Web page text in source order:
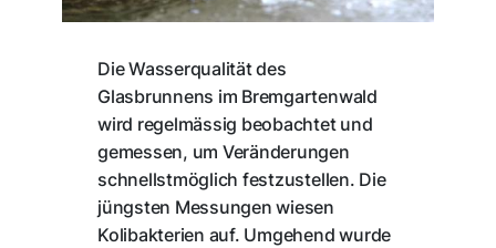
Die Wasserqualität des
Glasbrunnens im Bremgartenwald
wird regelmässig beobachtet und
gemessen, um Veränderungen
schnellstmöglich festzustellen. Die
jüngsten Messungen wiesen
Kolibakterien auf. Umgehend wurde